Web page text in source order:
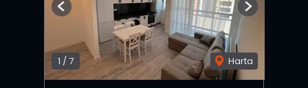
1 /7 Harta
Previous Next